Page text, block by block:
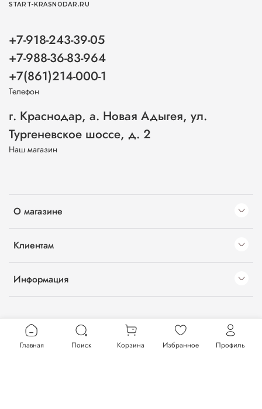
О магазине
Клиентам
Информация
START-KRASNODAR.RU
+7-918-243-39-05
+7-988-36-83-964
+7(861)214-000-1
Телефон
г. Краснодар, а. Новая Адыгея, ул.
Тургеневское шоссе, д. 2
Наш магазин
Главная Поиск Корзина Избранное Профиль